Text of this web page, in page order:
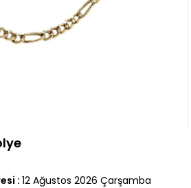
: 12 Ağustos 2026 Çarşamba